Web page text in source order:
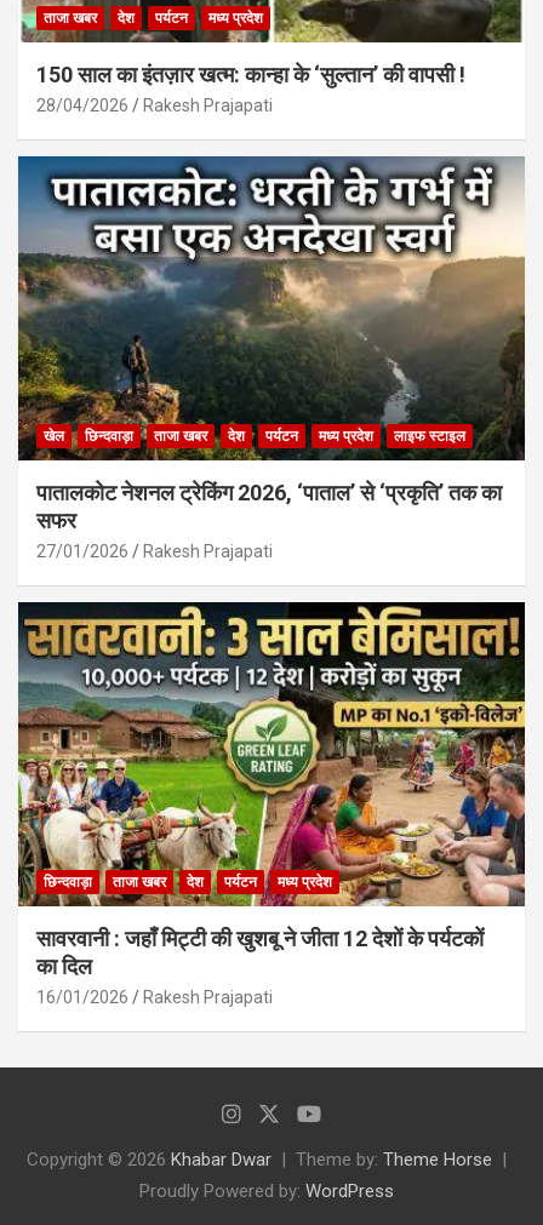
ताजा खबर देश पर्यटन मध्य प्रदेश
150 साल का इंतज़ार खत्म: कान्हा के ‘सुल्तान’ की वापसी !
28/04/2026 Rakesh Prajapati
खेल छिन्दवाड़ा ताजा खबर देश पर्यटन मध्य प्रदेश लाइफ स्टाइल
पातालकोट नेशनल ट्रेकिंग 2026, ‘पाताल’ से ‘प्रकृति’ तक का
सफर
27/01/2026 Rakesh Prajapati
छिन्दवाड़ा ताजा खबर देश पर्यटन मध्य प्रदेश
सावरवानी : जहाँ मिट्टी की खुशबू ने जीता 12 देशों के पर्यटकों
का दिल
16/01/2026 Rakesh Prajapati
Copyright © 2026 Khabar Dwar Theme by: Theme Horse
Proudly Powered by: WordPress